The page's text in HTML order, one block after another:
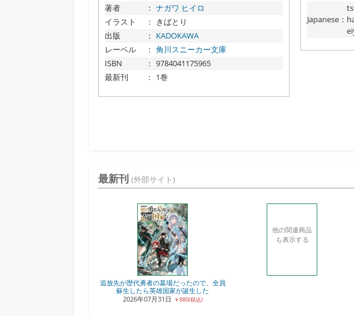
著者 ： ナガワ ヒイロ
イラスト
：
きばとり
出版
： KADOKAWA
レーベル
： 角川スニーカー文庫
ISBN
： 9784041175965
最新刊
： 1巻
Japanese ：
最新刊 (外部サイト)
追放先が歴代勇者の墓場だったので、全員
蘇生したら英雄国家が誕生した
2026年07月31日
￥880(税込)
他の関連商品
も表示する